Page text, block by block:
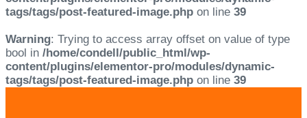
tags/tags/post-featured-image.php on line 39
Warning: Trying to access array offset on value of type
bool in /home/condell/public_html/wp-
content/plugins/elementor-pro/modules/dynamic-
tags/tags/post-featured-image.php on line 39